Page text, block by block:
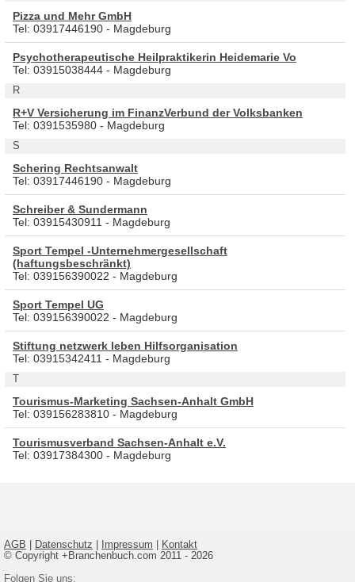
Pizza und Mehr GmbH
Tel: 03917446190 - Magdeburg
Psychotherapeutische Heilpraktikerin Heidemarie Vo
Tel: 03915038444 - Magdeburg
R
R+V Versicherung im FinanzVerbund der Volksbanken
Tel: 0391535980 - Magdeburg
S
Schering Rechtsanwalt
Tel: 03917446190 - Magdeburg
Schreiber & Sundermann
Tel: 03915430911 - Magdeburg
Sport Tempel -Unternehmergesellschaft
(haftungsbeschränkt)
Tel: 039156390022 - Magdeburg
Sport Tempel UG
Tel: 039156390022 - Magdeburg
Stiftung netzwerk leben Hilfsorganisation
Tel: 03915342411 - Magdeburg
T
Tourismus-Marketing Sachsen-Anhalt GmbH
Tel: 039156283810 - Magdeburg
Tourismusverband Sachsen-Anhalt e.V.
Tel: 03917384300 - Magdeburg
AGB Datenschutz Impressum
Kontakt
© Copyright +Branchenbuch.com 2011 - 2026
Folgen Sie uns: